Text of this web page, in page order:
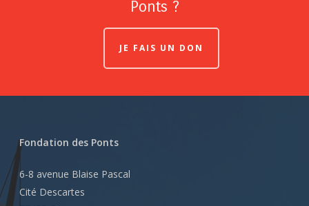
Ponts ?
JE FAIS UN DON
Fondation des Ponts
6-8 avenue Blaise Pascal
Cité Descartes